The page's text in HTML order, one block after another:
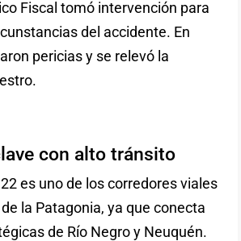
Fiscal tomó intervención para
del accidente. En
pericias y se relevó la
con alto tránsito
es uno de los corredores viales
la Patagonia, ya que conecta
de Río Negro y Neuquén.